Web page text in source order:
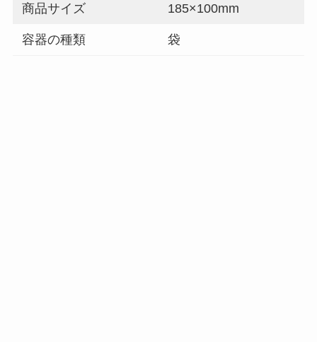
商品サイズ 185×100mm
容器の種類 袋